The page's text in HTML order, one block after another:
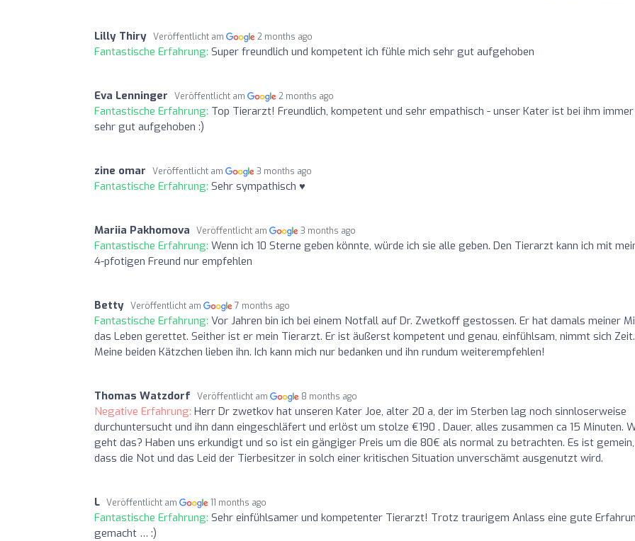
Lilly Thiry Veröffentlicht am 2 months ago
Fantastische Erfahrung: Super freundlich und kompetent ich fühle mich sehr gut aufgehoben
Eva Lenninger Veröffentlicht am 2 months ago
Fantastische Erfahrung: Top Tierarzt! Freundlich, kompetent und sehr empathisch - unser Kater ist bei ihm immer
sehr gut aufgehoben :)
zine omar Veröffentlicht am 3 months ago
Fantastische Erfahrung: Sehr sympathisch ♥️
Mariia Pakhomova Veröffentlicht am 3 months ago
Fantastische Erfahrung: Wenn ich 10 Sterne geben könnte, würde ich sie alle geben. Den Tierarzt kann ich mit
4-pfotigen Freund nur empfehlen
Betty Veröffentlicht am 7 months ago
Fantastische Erfahrung: Vor Jahren bin ich bei einem Notfall auf Dr. Zwetkoff gestossen. Er hat damals meiner
das Leben gerettet. Seither ist er mein Tierarzt. Er ist äußerst kompetent und genau, einfühlsam, nimmt sich Zeit.
Meine beiden Kätzchen lieben ihn. Ich kann mich nur bedanken und ihn rundum weiterempfehlen!
Thomas Watzdorf Veröffentlicht am 8 months ago
Negative Erfahrung: Herr Dr zwetkov hat unseren Kater Joe, alter 20 a, der im Sterben lag noch sinnloserweise
durchuntersucht und ihn dann eingeschläfert und erlöst um stolze €190 . Dauer, alles zusammen ca 15 Minuten.
geht das? Haben uns erkundigt und so ist ein gängiger Preis um die 80€ als normal zu betrachten. Es ist gemein,
dass die Not und das Leid der Tierbesitzer in solch einer kritischen Situation unverschämt ausgenutzt wird.
L Veröffentlicht am 11 months ago
Fantastische Erfahrung: Sehr einfühlsamer und kompetenter Tierarzt! Trotz traurigem Anlass eine gute
gemacht … :)